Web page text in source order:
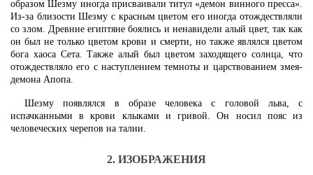
образом Шезму иногда присваивали титул «демон винного пресса».
Из-за близости Шезму с красным цветом его иногда отождествляли
со злом. Древние египтяне боялись и ненавидели алый цвет, так как
он был не только цветом крови и смерти, но также являлся цветом
бога хаоса Сета. Также алый был цветом заходящего солнца, что
отождествляло его с наступлением темноты и царствованием змея-
демона Апопа.
Шезму появлялся в образе человека с головой льва, с
испачканными в крови клыками и гривой. Он носил пояс из
человеческих черепов на талии.
2. ИЗОБРАЖЕНИЯ